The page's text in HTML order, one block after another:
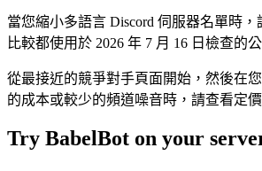
當您縮小多語言 Discord 伺服器名單時
比較都使用於 2026 年 7 月 16 日檢查的
從最接近的競爭對手頁面開始，然後在
的成本或較少的頻道噪音時，請查看定
Try BabelBot on your